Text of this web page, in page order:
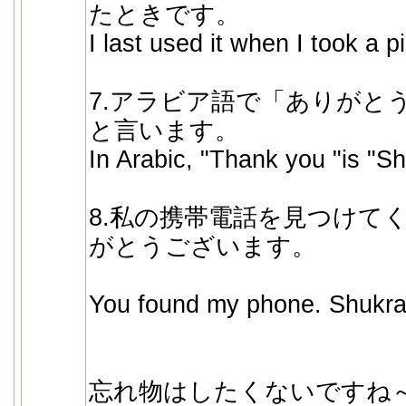
たときです。
I last used it when I took a
7.アラビア語で「ありがと
と言います。
In Arabic, "Thank you "is
8.私の携帯電話を見つけて
がとうございます。
You found my phone.
忘れ物はしたくないですね